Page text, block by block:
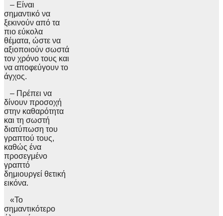
– Eίναι
σημαντικό να
ξεκινούν από τα
πιο εύκολα
θέματα, ώστε να
αξιοποιούν σωστά
τον χρόνο τους και
να αποφεύγουν το
άγχος.
– Πρέπει να
δίνουν προσοχή
στην καθαρότητα
και τη σωστή
διατύπωση του
γραπτού τους,
καθώς ένα
προσεγμένο
γραπτό
δημιουργεί θετική
εικόνα.
«Το
σημαντικότερο